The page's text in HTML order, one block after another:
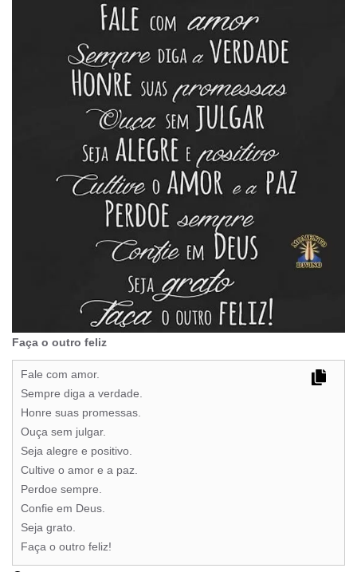
Faça o outro feliz
Fale com amor.
Sempre diga a verdade.
Honre suas promessas.
Ouça sem julgar.
Seja alegre e positivo.
Cultive o amor e a paz.
Perdoe sempre.
Confie em Deus.
Seja grato.
Faça o outro feliz!